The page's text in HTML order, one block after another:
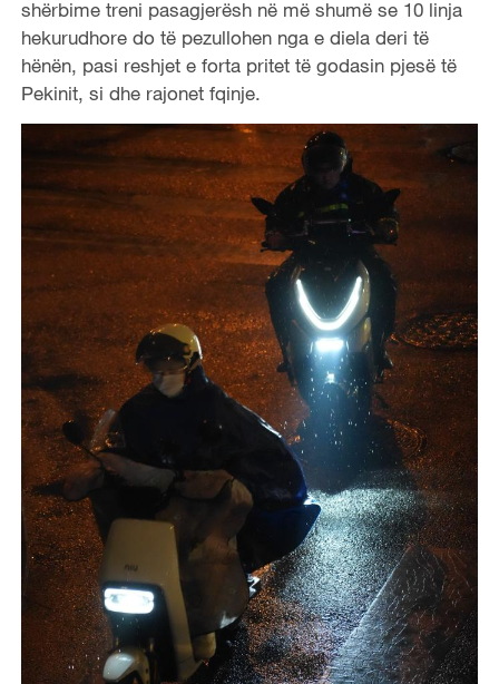
shërbime treni pasagjerësh në më shumë se 10 linja
hekurudhore do të pezullohen nga e diela deri të
hënën, pasi reshjet e forta pritet të godasin pjesë të
Pekinit, si dhe rajonet fqinje.